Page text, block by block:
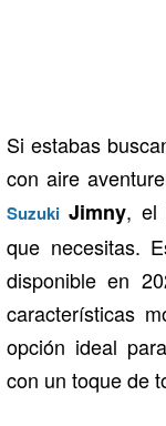
Si estabas
con aire
Suzuki Jimny, el
que necesitas.
disponible en
características
opción ideal
con un toque de